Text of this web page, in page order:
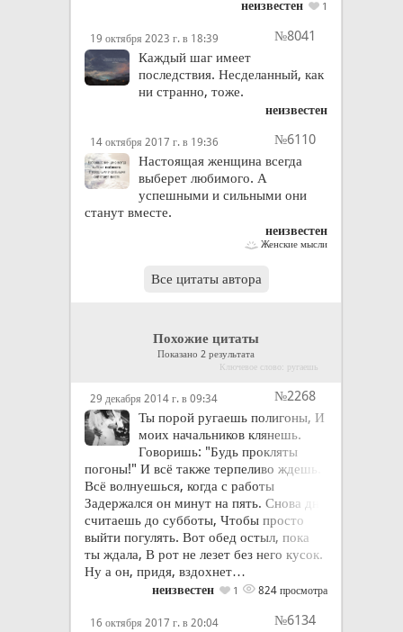
неизвестен 1
19 октября 2023 г. в 18:39
№8041
Каждый шаг имеет
последствия. Несделанный, как
ни странно, тоже.
неизвестен
14 октября 2017 г. в 19:36
№6110
Настоящая женщина всегда
выберет любимого. А
успешными и сильными они
станут вместе.
неизвестен
Женские мысли
Все цитаты автора
Похожие цитаты
Показано 2 результата
Ключевое слово: ругаешь
29 декабря 2014 г. в 09:34
№2268
Ты порой ругаешь полигоны, И
моих начальников клянешь.
Говоришь: "Будь прокляты
погоны!" И всё также терпеливо ждешь.
Всё волнуешься, когда с работы
Задержался он минут на пять. Снова дни
считаешь до субботы, Чтобы просто
выйти погулять. Вот обед остыл, пока
ты ждала, В рот не лезет без него кусок.
Ну а он, придя, вздохнет…
неизвестен 1 824 просмотра
16 октября 2017 г. в 20:04
№6134